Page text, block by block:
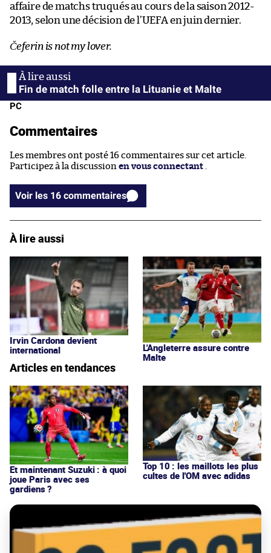
affaire de matchs truqués au cours de la saison 2012-
2013, selon une décision de l’UEFA en juin dernier.
Čeferin is not my lover.
Fin de match folle entre la Lituanie et Malte
PC
Commentaires
Les membres ont posté 16 commentaires sur cet article.
Participez à la discussion en vous connectant
Voir les 16 commentaires
À lire aussi
Irvin Cardona devient
international
L'Angleterre assure contre
Malte
Articles en tendances
Et maintenant Suzuki : à quoi
joue Paris avec ses
gardiens ?
Top 10 : les maillots les plus
cultes de l'OM avec adidas